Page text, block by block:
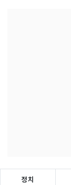
정치